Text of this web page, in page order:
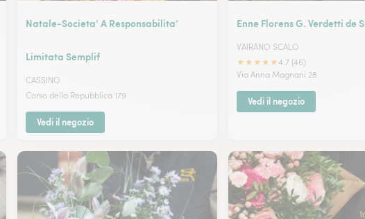
Natale-Societa’ A Responsabilita’
Limitata Semplif
CASSINO
Corso della Repubblica 179
Vedi il negozio
Enne Florens G. Verdetti de
VAIRANO SCALO
★★★★★4.7 (46)
Via Anna Magnani 28
Vedi il negozio